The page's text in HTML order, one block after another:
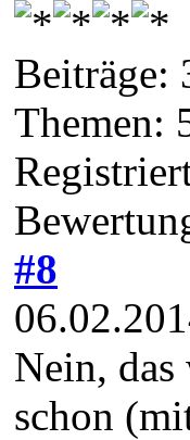
Beiträge:
Themen:
#8
Nein,
schon